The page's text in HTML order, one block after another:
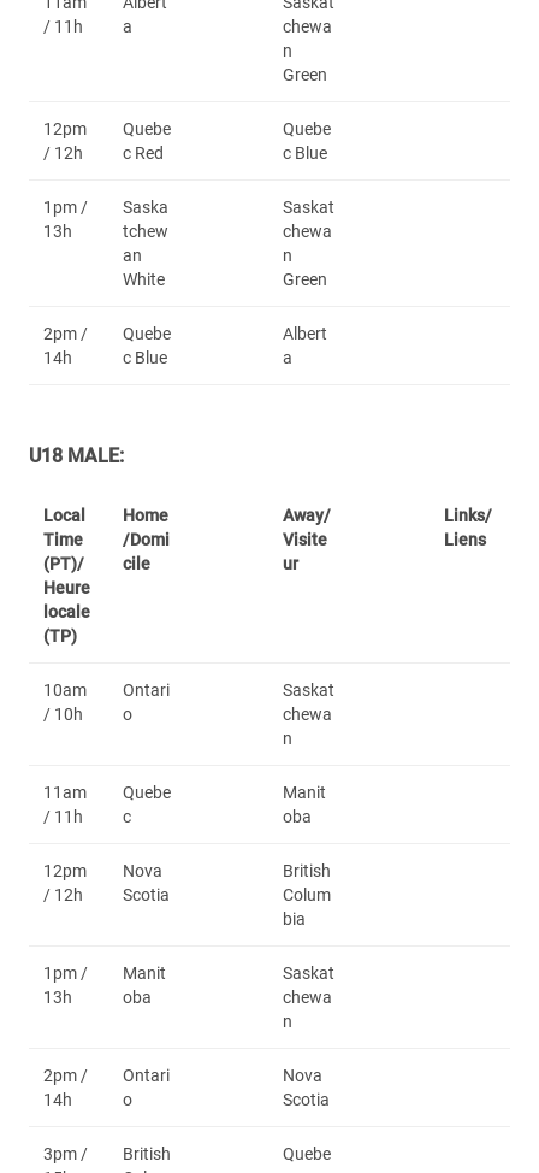
/ 11h
a
chewa
n
Green
12pm
/ 12h
Quebe
c Red
Quebe
c Blue
1pm /
13h
Saska
tchew
an
White
Saskat
chewa
n
Green
2pm /
14h
Quebe
c Blue
Albert
a
U18 MALE:
Local
Time
(PT)/
Heure
locale
(TP)
Home
/Domi
cile
Away/
Visite
ur
Links/
Liens
10am
/ 10h
Ontari
o
Saskat
chewa
n
11am
/ 11h
Quebe
c
Manit
oba
12pm
/ 12h
Nova
Scotia
British
Colum
bia
1pm /
13h
Manit
oba
Saskat
chewa
n
2pm /
14h
Ontari
o
Nova
Scotia
3pm /
British
Quebe